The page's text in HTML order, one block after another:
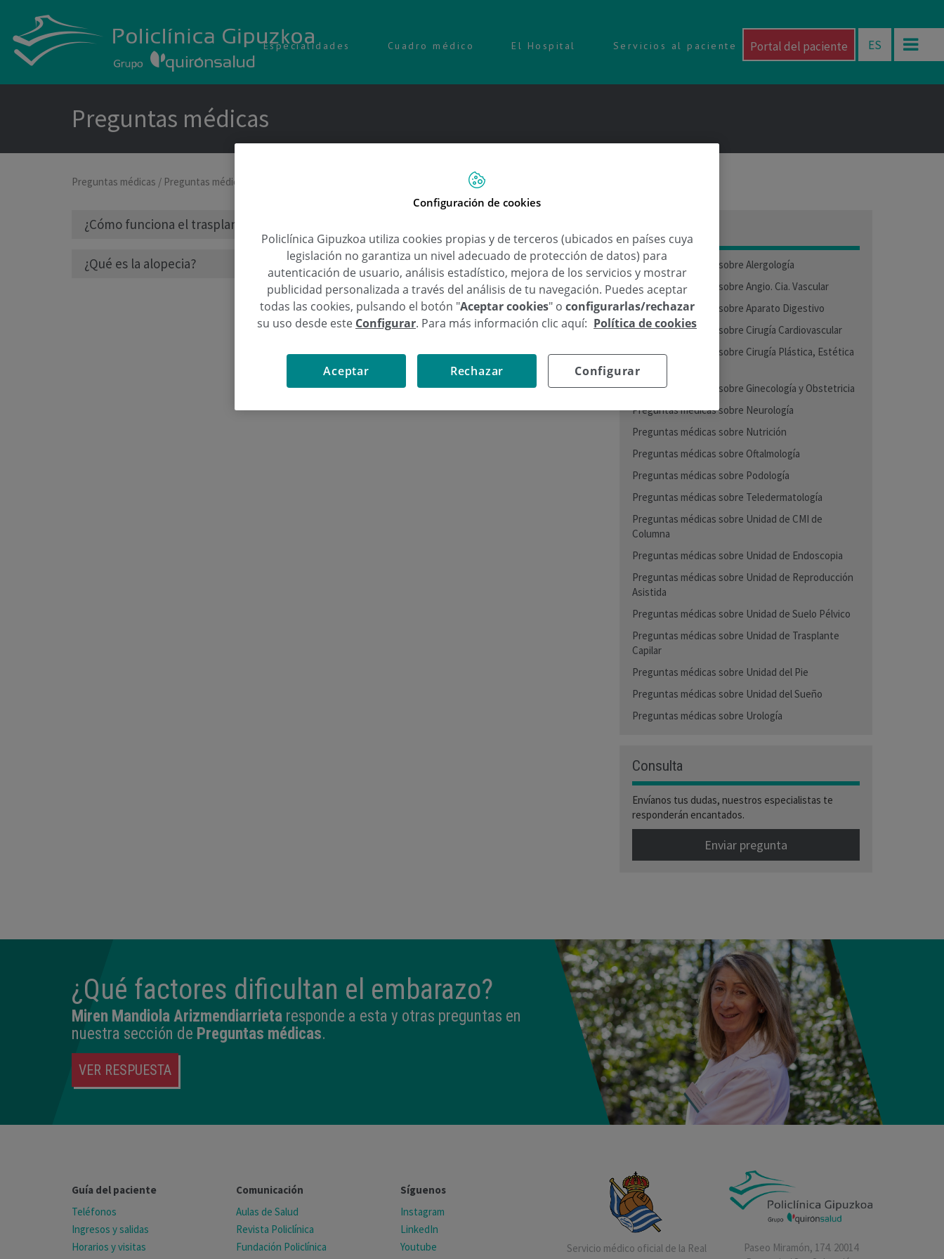
Especialidades Cuadro médico El Hospital Servicios al paciente Portal del paciente ES
Preguntas médicas
Preguntas médicas / Preguntas médicas sobre Unidad de Trasplante Capilar
¿Cómo funciona el trasplante capilar?
¿Qué es la alopecia?
Categorías
Preguntas médicas sobre Alergología
Preguntas médicas sobre Angio. Cia. Vascular
Preguntas médicas sobre Aparato Digestivo
Preguntas médicas sobre Cirugía Cardiovascular
Preguntas médicas sobre Cirugía Plástica, Estética
y Reparadora
Preguntas médicas sobre Ginecología y Obstetricia
Preguntas médicas sobre Neurología
Preguntas médicas sobre Nutrición
Preguntas médicas sobre Oftalmología
Preguntas médicas sobre Podología
Preguntas médicas sobre Teledermatología
Preguntas médicas sobre Unidad de CMI de
Columna
Preguntas médicas sobre Unidad de Endoscopia
Preguntas médicas sobre Unidad de Reproducción
Asistida
Preguntas médicas sobre Unidad de Suelo Pélvico
Preguntas médicas sobre Unidad de Trasplante
Capilar
Preguntas médicas sobre Unidad del Pie
Preguntas médicas sobre Unidad del Sueño
Preguntas médicas sobre Urología
Consulta
Envíanos tus dudas, nuestros especialistas te
responderán encantados.
Enviar pregunta
¿Qué factores dificultan el embarazo?
Miren Mandiola Arizmendiarrieta responde a esta y otras preguntas en
nuestra sección de Preguntas médicas.
VER RESPUESTA
Guía del paciente
Teléfonos
Ingresos y salidas
Horarios y visitas
Comunicación
Aulas de Salud
Revista Policlínica
Fundación Policlínica
Síguenos
Instagram
LinkedIn
Youtube
Servicio médico oficial de la Real
Paseo Miramón, 174. 20014
Configuración de cookies
Policlínica Gipuzkoa utiliza cookies propias y de terceros (ubicados en países cuya
legislación no garantiza un nivel adecuado de protección de datos) para
autenticación de usuario, análisis estadístico, mejora de los servicios y mostrar
publicidad personalizada a través del análisis de tu navegación. Puedes aceptar
todas las cookies, pulsando el botón "Aceptar cookies" o configurarlas/rechazar
su uso desde este Configurar. Para más información clic aquí: Política de cookies
Configurar
Rechazar
Aceptar